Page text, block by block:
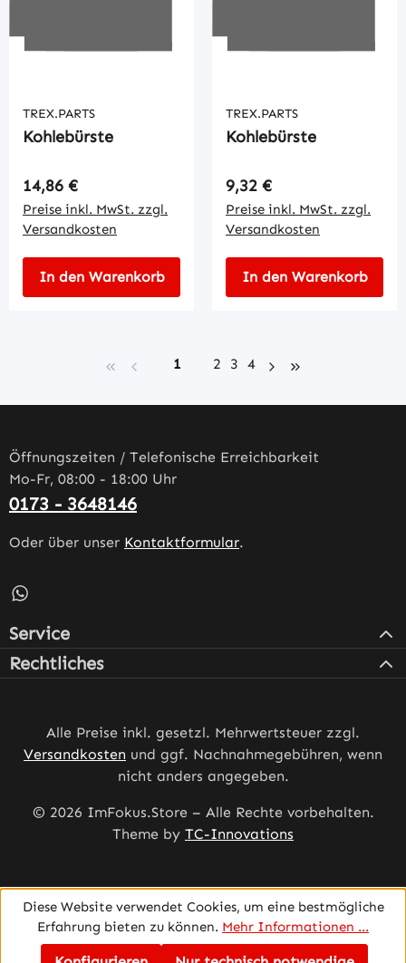
TREX.PARTS
Kohlebürste
Regulärer Preis:
14,86 €
Preise inkl. MwSt. zzgl.
Versandkosten
In den Warenkorb
TREX.PARTS
Kohlebürste
Regulärer Preis:
9,32 €
Preise inkl. MwSt. zzgl.
Versandkosten
In den Warenkorb
Seite
1 Seite
2 Seite
3 Seite
4
Öffnungszeiten / Telefonische Erreichbarkeit
Mo-Fr, 08:00 - 18:00 Uhr
0173 - 3648146
Oder über unser Kontaktformular.
Schreib uns auf WhatsApp – öffnet in neuem Tab
Service
Rechtliches
Alle Preise inkl. gesetzl. Mehrwertsteuer zzgl.
Versandkosten und ggf. Nachnahmegebühren, wenn
nicht anders angegeben.
© 2026 ImFokus.Store – Alle Rechte vorbehalten.
Theme by TC-Innovations
Diese Website verwendet Cookies, um eine bestmögliche
Erfahrung bieten zu können. Mehr Informationen ...